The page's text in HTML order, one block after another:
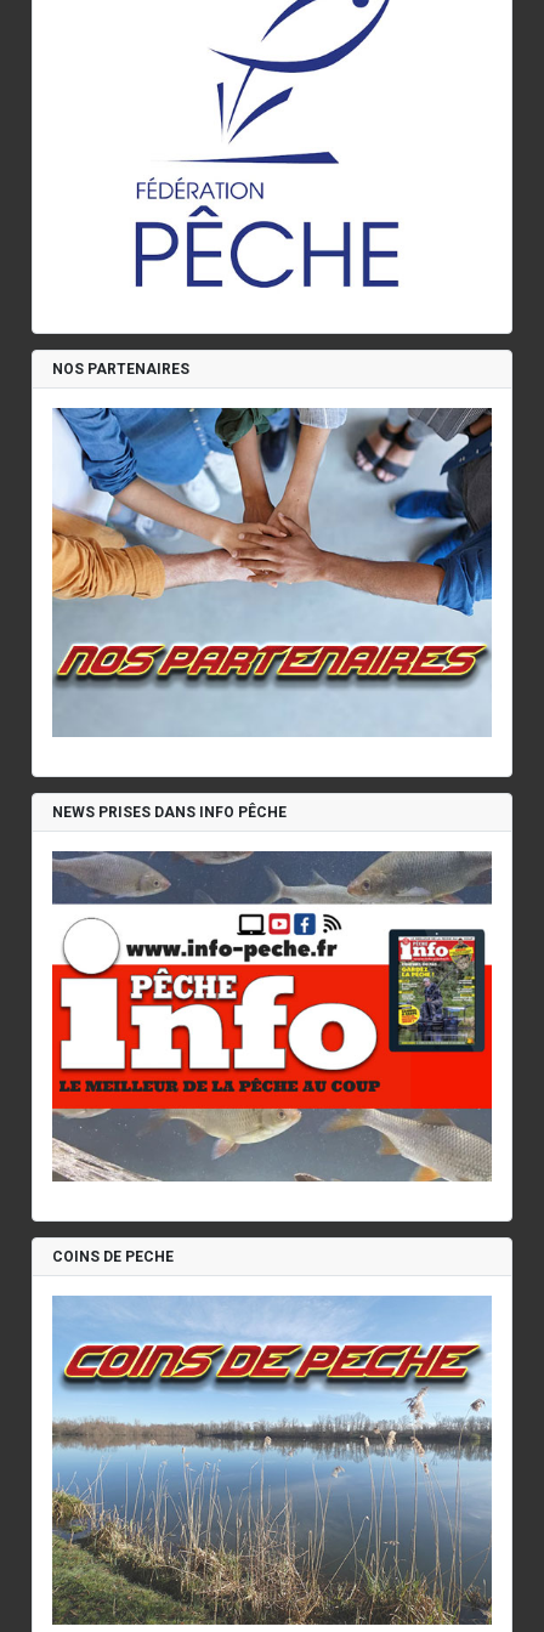
NOS PARTENAIRES
NEWS PRISES DANS INFO PÊCHE
COINS DE PECHE